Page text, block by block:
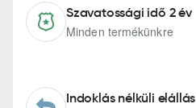
Szavatossági idő 2 év
Minden termékünkre
Indoklás nélküli elállás